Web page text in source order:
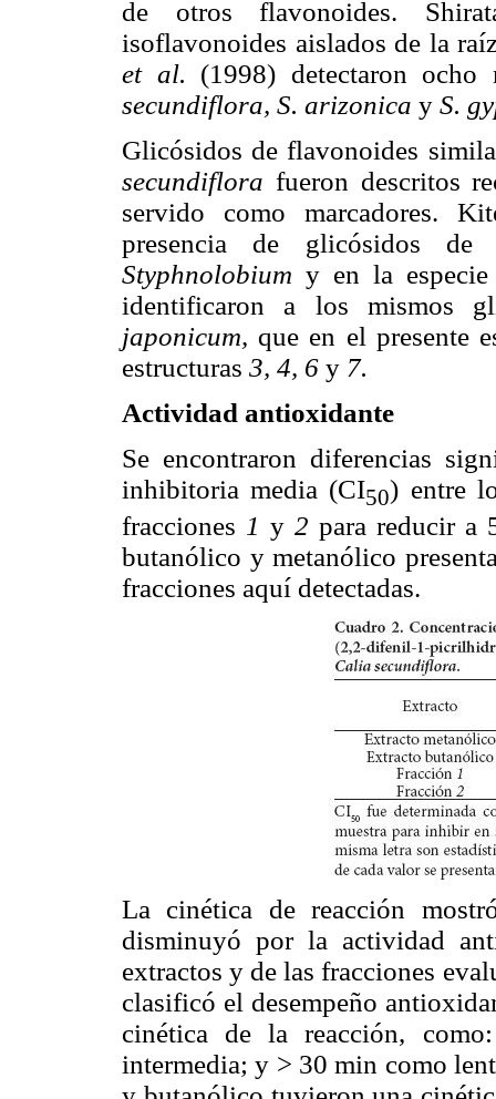
de otros flavonoides.
isoflavonoides aislados de la
et al. (1998) detectaron
secundiflora, S. arizonica y S.
Glicósidos de flavonoides
secundiflora fueron descritos
servido como marcadores.
presencia de glicósidos de
Styphnolobium y en la
identificaron a los mismos
japonicum, que en el presente
estructuras 3, 4, 6 y 7.
Actividad antioxidante
Se encontraron diferencias
inhibitoria media (CI50) entre
fracciones 1 y 2 para reducir a
butanólico y metanólico
fracciones aquí detectadas.
La cinética de reacción
disminuyó por la actividad
extractos y de las fracciones
clasificó el desempeño
cinética de la reacción,
intermedia; y > 30 min como